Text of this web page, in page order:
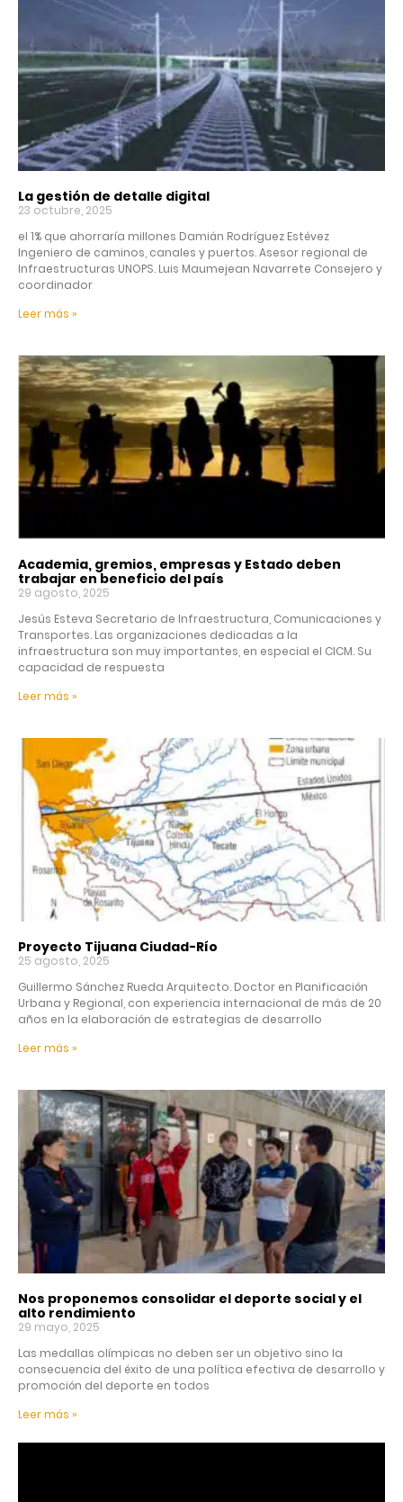
La gestión de detalle digital
23 octubre, 2025
el 1% que ahorraría millones Damián Rodríguez Estévez
Ingeniero de caminos, canales y puertos. Asesor regional de
Infraestructuras UNOPS. Luis Maumejean Navarrete Consejero y
coordinador
Leer más »
Academia, gremios, empresas y Estado deben
trabajar en beneficio del país
29 agosto, 2025
Jesús Esteva Secretario de Infraestructura, Comunicaciones y
Transportes. Las organizaciones dedicadas a la
infraestructura son muy importantes, en especial el CICM. Su
capacidad de respuesta
Leer más »
Proyecto Tijuana Ciudad-Río
25 agosto, 2025
Guillermo Sánchez Rueda Arquitecto. Doctor en Planificación
Urbana y Regional, con experiencia internacional de más de 20
años en la elaboración de estrategias de desarrollo
Leer más »
Nos proponemos consolidar el deporte social y el
alto rendimiento
29 mayo, 2025
Las medallas olímpicas no deben ser un objetivo sino la
consecuencia del éxito de una política efectiva de desarrollo y
promoción del deporte en todos
Leer más »